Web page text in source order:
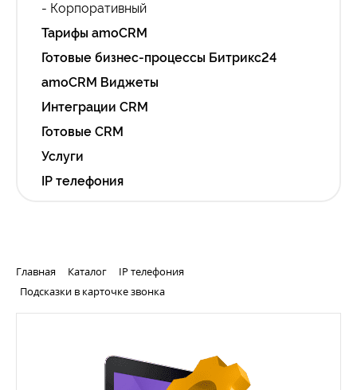
- Корпоративный
Тарифы amoCRM
Готовые бизнес-процессы Битрикс24
amoCRM Виджеты
Интеграции CRM
Готовые CRM
Услуги
IP телефония
Главная Каталог
IP телефония
Подсказки в карточке звонка